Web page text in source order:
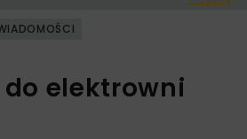
do elektrowni